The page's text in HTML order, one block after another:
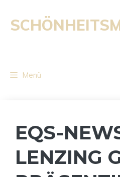
Inhalt
springen
Menü
EQS-
LENZING